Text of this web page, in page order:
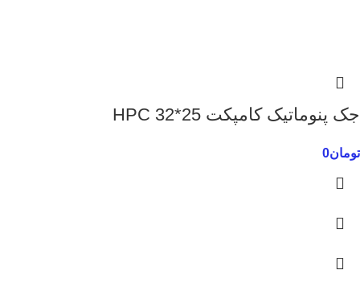
جک پنوماتیک کامپکت 25*32 HPC
تومان0